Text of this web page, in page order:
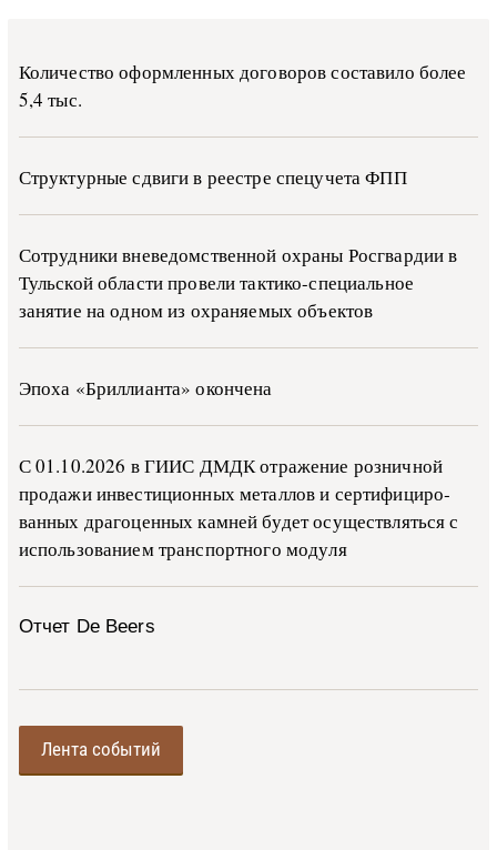
Количество оформленных договоров составило более
5,4 тыс.
Структурные сдвиги в реестре спецучета ФПП
Сотрудники вневедомственной охраны Росгвардии в
Тульской области провели тактико-специальное
занятие на одном из охраняемых объектов
Эпоха «Бриллианта» окончена
С 01.10.2026 в ГИИС ДМДК от­ра­же­ние роз­ни­ч­ной
про­да­жи ин­ве­сти­ци­он­ных ме­тал­лов и сер­ти­фи­ци­ро­
ван­ных дра­го­цен­ных ка­м­ней бу­дет осу­ще­ств­лять­ся с
ис­поль­зо­ва­ни­ем тран­с­пор­т­но­го мо­ду­ля
Отчет De Beers
Лента событий